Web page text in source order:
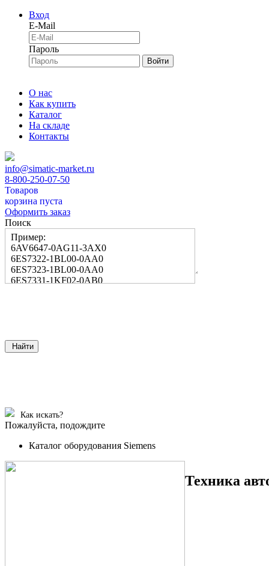
Вход
E-Mail
Пароль
Войти
О нас
Как купить
Каталог
На складе
Контакты
info@simatic-market.ru
8-800-250-07-50
Товаров
корзина пуста
Оформить заказ
Поиск
Пример:
6AV6647-0AG11-3AX0
6ES7322-1BL00-0AA0
6ES7323-1BL00-0AA0
6ES7331-1KF02-0AB0
Найти
Как искать?
Пожалуйста, подождите
Каталог оборудования Siemens
Техника